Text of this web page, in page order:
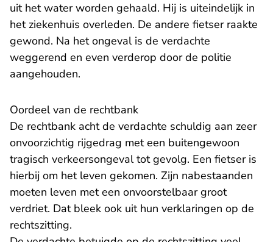
uit het water worden gehaald. Hij is uiteindelijk in
het ziekenhuis overleden. De andere fietser raakte
gewond. Na het ongeval is de verdachte
weggerend en even verderop door de politie
aangehouden.
Oordeel van de rechtbank
De rechtbank acht de verdachte schuldig aan zeer
onvoorzichtig rijgedrag met een buitengewoon
tragisch verkeersongeval tot gevolg. Een fietser is
hierbij om het leven gekomen. Zijn nabestaanden
moeten leven met een onvoorstelbaar groot
verdriet. Dat bleek ook uit hun verklaringen op de
rechtszitting.